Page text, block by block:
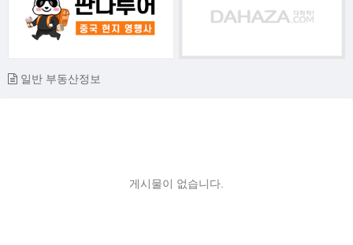
일반 부동산정보
게시물이 없습니다.